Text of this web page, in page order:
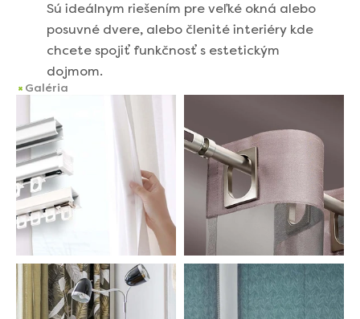
Sú ideálnym riešením pre veľké okná alebo
posuvné dvere, alebo členité interiéry kde
chcete spojiť funkčnosť s estetickým
dojmom.
Galéria